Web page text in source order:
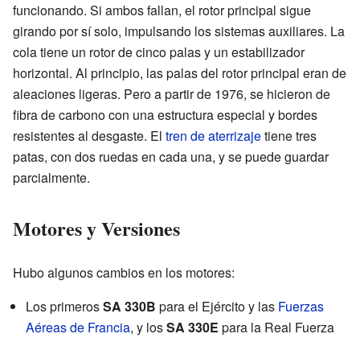
funcionando. Si ambos fallan, el rotor principal sigue
girando por sí solo, impulsando los sistemas auxiliares. La
cola tiene un rotor de cinco palas y un estabilizador
horizontal. Al principio, las palas del rotor principal eran de
aleaciones ligeras. Pero a partir de 1976, se hicieron de
fibra de carbono con una estructura especial y bordes
resistentes al desgaste. El tren de aterrizajetiene tres
patas, con dos ruedas en cada una, y se puede guardar
parcialmente.
Motores y Versiones
Hubo algunos cambios en los motores:
Los primerosSA 330B para el Ejército y las Fuerzas
Aéreas de Francia, y losSA 330E para la Real Fuerza